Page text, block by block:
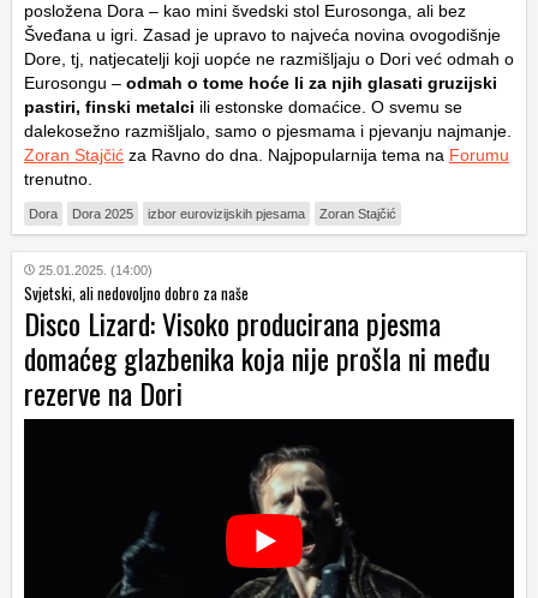
posložena Dora – kao mini švedski stol Eurosonga, ali bez
Šveđana u igri. Zasad je upravo to najveća novina ovogodišnje
Dore, tj, natjecatelji koji uopće ne razmišljaju o Dori već odmah o
Eurosongu – odmah o tome hoće li za njih glasati gruzijski
pastiri, finski metalci ili estonske domaćice. O svemu se
dalekosežno razmišljalo, samo o pjesmama i pjevanju najmanje.
Zoran Stajčić za Ravno do dna. Najpopularnija tema na Forumu
trenutno.
Dora Dora 2025 izbor eurovizijskih pjesama Zoran Stajčić
25.01.2025. (14:00)
Svjetski, ali nedovoljno dobro za naše
Disco Lizard: Visoko producirana pjesma
domaćeg glazbenika koja nije prošla ni među
rezerve na Dori